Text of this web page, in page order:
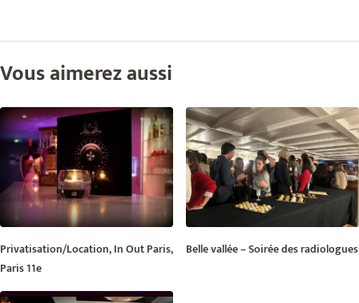
Vous aimerez aussi
Privatisation/Location, In Out Paris,
Paris 11e
Belle vallée – Soirée des radiologues